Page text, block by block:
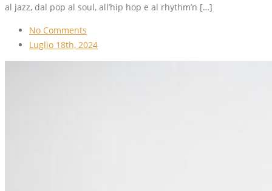
al jazz, dal pop al soul, all’hip hop e al rhythm’n […]
No Comments
Luglio 18th, 2024